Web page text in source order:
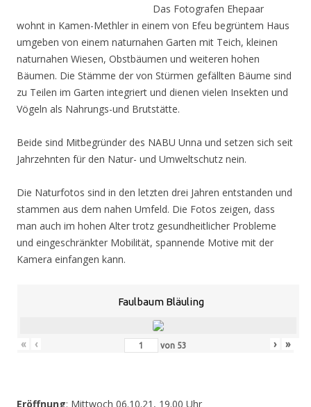
Das Fotografen Ehepaar
wohnt in Kamen-Methler in einem von Efeu begrüntem Haus
umgeben von einem naturnahen Garten mit Teich, kleinen
naturnahen Wiesen, Obstbäumen und weiteren hohen
Bäumen. Die Stämme der von Stürmen gefällten Bäume sind
zu Teilen im Garten integriert und dienen vielen Insekten und
Vögeln als Nahrungs-und Brutstätte.
Beide sind Mitbegründer des NABU Unna und setzen sich seit
Jahrzehnten für den Natur- und Umweltschutz nein.
Die Naturfotos sind in den letzten drei Jahren entstanden und
stammen aus dem nahen Umfeld. Die Fotos zeigen, dass
man auch im hohen Alter trotz gesundheitlicher Probleme
und eingeschränkter Mobilität, spannende Motive mit der
Kamera einfangen kann.
Faulbaum Bläuling
« ‹ von 53 › »
Eröffnung: Mittwoch 06.10.21, 19.00 Uhr